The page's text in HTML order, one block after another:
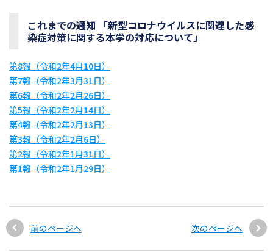
これまでの通知 「新型コロナウイルスに関連した感
染症対策に関する本学の対応について」
第8報（令和2年4月10日）
第7報（令和2年3月31日）
第6報（令和2年2月26日）
第5報（令和2年2月14日）
第4報（令和2年2月13日）
第3報（令和2年2月6日）
第2報（令和2年1月31日）
第1報（令和2年1月29日）
前のページへ 次のページへ